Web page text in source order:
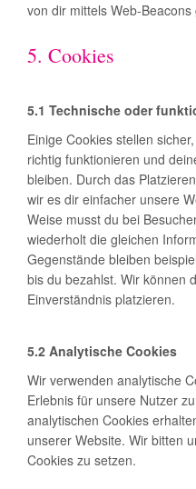
von dir mittels Web-Beacons
5. Cookies
5.1 Technische oder
Einige Cookies stellen
richtig funktionieren und
bleiben. Durch das
wir es dir einfacher unsere
Weise musst du bei
wiederholt die gleichen
Gegenstände bleiben
bis du bezahlst. Wir können
Einverständnis platzieren.
5.2 Analytische Cookies
Wir verwenden analytische
Erlebnis für unsere Nutzer
analytischen Cookies
unserer Website. Wir bitten
Cookies zu setzen.